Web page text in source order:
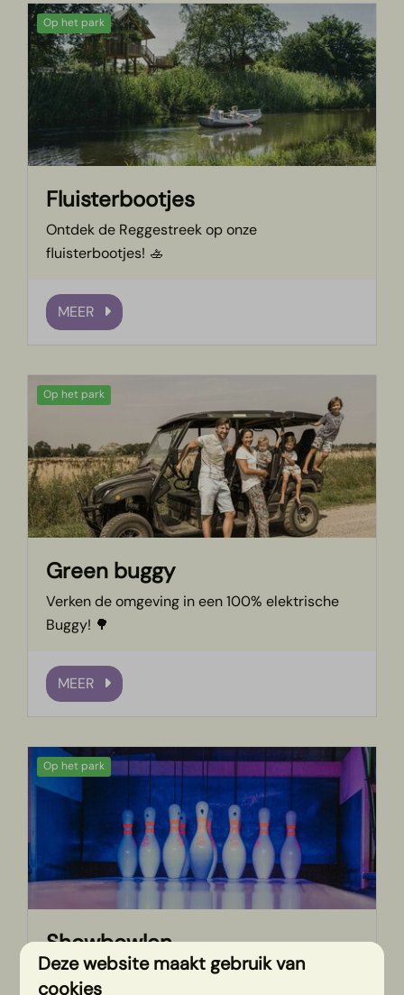
Op het park
Fluisterbootjes
Ontdek de Reggestreek op onze
fluisterbootjes! 🚣
MEER
Op het park
Green buggy
Verken de omgeving in een 100% elektrische
Buggy! 🌳
MEER
Op het park
Showbowlen
Bowlen in de buurt van Nijverdal en Rijssen 🎳
Deze website maakt gebruik van
cookies